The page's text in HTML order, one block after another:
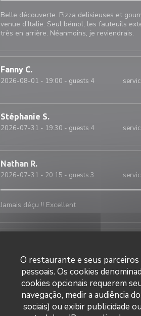
O restaurante e seus
pessoais. Os cookies
cookies opcionais requerem
navegação, medir a audiência
sociais) ou exibir publicidade
Belle découverte. Pizza delisieuses et
venue d'Italie. Seul bémol, les fauteuils
très en arrière. Néanmoins, je reviendrais.
Fanny C
2026-08-01 - 19:00 - guests 4
Stéphanie S
2026-07-31 - 19:30 - guests 4
Nathan R
2026-07-31 - 20:15 - guests 3
Jamais déçu !! Excellent
Super ambiance, service impeccable et